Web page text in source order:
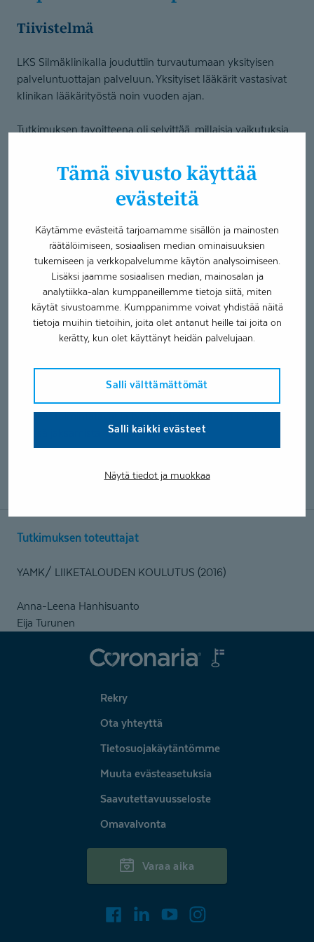
Tämä sivusto käyttää
evästeitä
Käytämme evästeitä tarjoamamme sisällön ja mainosten
räätälöimiseen, sosiaalisen median ominaisuuksien
tukemiseen ja verkkopalvelumme käytön analysoimiseen.
Lisäksi jaamme sosiaalisen median, mainosalan ja
analytiikka-alan kumppaneillemme tietoja siitä, miten
käytät sivustoamme. Kumppanimme voivat yhdistää näitä
tietoja muihin tietoihin, joita olet antanut heille tai joita on
kerätty, kun olet käyttänyt heidän palvelujaan.
Salli välttämättömät
Salli kaikki evästeet
Näytä tiedot ja muokkaa
Tiivistelmä
LKS Silmäklinikalla jouduttiin turvautumaan yksityisen
palveluntuottajan palveluun. Yksityiset lääkärit vastasivat
klinikan lääkärityöstä noin vuoden ajan.
Tutkimuksen tavoitteena oli selvittää, millaisia vaikutuksia
tehokkuuteen. Lisäksi selvitettiin voidaanko tätä
kokemusta hyödyntää organisaation sisällä myös
Tulokset
Tutkimuksen mukaan keskeisimpiä eroja aikaisemman
oman ja Coronarian välillä olivat asiakastyytyväisyys,
henkilökunnan kasvanut työhyvinvointi, erot
kustannuksissa sekä tuotettujen palveluiden määrä.
toimintaa tarkastelemalla ja prosesseja tehostamalla
voidaan saavuttaa parempia tuloksia ja kustannussäästöjä.
Selkeät toimintatavat ja työkäytännöt lisäävät henkilöstön
työssä jaksamista ja työhyvinvointia.
hyödyntää myös muissa samanlaisissa organisaatioissa.
Tutkimuksen toteuttajat
YAMK/ LIIKETALOUDEN KOULUTUS (2016)
Anna-Leena Hanhisuanto
Eija Turunen
Coronaria
Rekry
Ota yhteyttä
Tietosuojakäytäntömme
Muuta evästeasetuksia
Saavutettavuusseloste
Omavalvonta
Varaa aika
FacebookLinkedInYoutube